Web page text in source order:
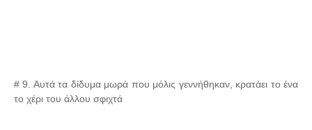
# 9. Αυτά τα δίδυμα μωρά που μόλις γεννήθηκαν, κρατάει το ένα
το χέρι του άλλου σφιχτά